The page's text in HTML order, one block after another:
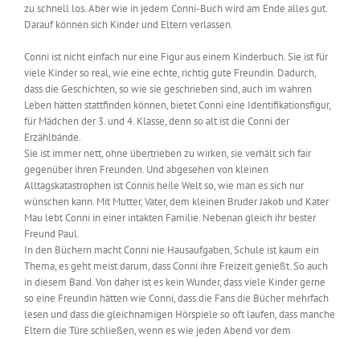
zu schnell los. Aber wie in jedem Conni-Buch wird am Ende alles gut.
Darauf können sich Kinder und Eltern verlassen.
Conni ist nicht einfach nur eine Figur aus einem Kinderbuch. Sie ist für
viele Kinder so real, wie eine echte, richtig gute Freundin. Dadurch,
dass die Geschichten, so wie sie geschrieben sind, auch im wahren
Leben hätten stattfinden können, bietet Conni eine Identifikationsfigur,
für Mädchen der 3. und 4. Klasse, denn so alt ist die Conni der
Erzählbände.
Sie ist immer nett, ohne übertrieben zu wirken, sie verhält sich fair
gegenüber ihren Freunden. Und abgesehen von kleinen
Alltagskatastrophen ist Connis heile Welt so, wie man es sich nur
wünschen kann. Mit Mutter, Vater, dem kleinen Bruder Jakob und Kater
Mau lebt Conni in einer intakten Familie. Nebenan gleich ihr bester
Freund Paul.
In den Büchern macht Conni nie Hausaufgaben, Schule ist kaum ein
Thema, es geht meist darum, dass Conni ihre Freizeit genießt. So auch
in diesem Band. Von daher ist es kein Wunder, dass viele Kinder gerne
so eine Freundin hätten wie Conni, dass die Fans die Bücher mehrfach
lesen und dass die gleichnamigen Hörspiele so oft laufen, dass manche
Eltern die Türe schließen, wenn es wie jeden Abend vor dem